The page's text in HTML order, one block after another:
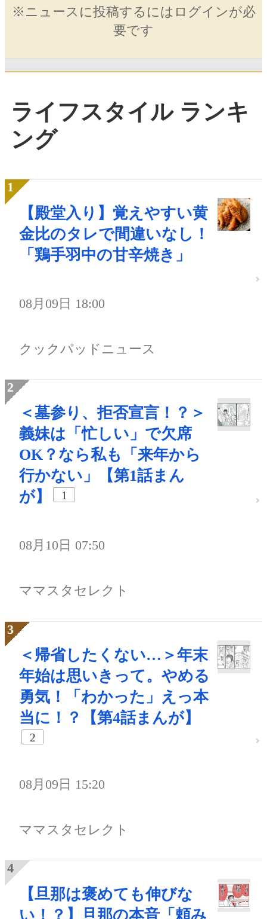
※ニュースに投稿するにはログインが必
要です
ライフスタイル ランキ
ング
【殿堂入り】覚えやすい黄
金比のタレで間違いなし！
「鶏手羽中の甘辛焼き」
08月09日 18:00
クックパッドニュース
＜墓参り、拒否宣言！？＞
義妹は「忙しい」で欠席
OK？なら私も「来年から
行かない」【第1話まん
が】
1
08月10日 07:50
ママスタセレクト
＜帰省したくない…＞年末
年始は思いきって。やめる
勇気！「わかった」えっ本
当に！？【第4話まんが】
2
08月09日 15:20
ママスタセレクト
【旦那は褒めても伸びな
い！？】旦那の本音「頼み